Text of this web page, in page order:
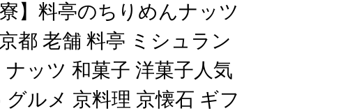
寮】料亭のちりめんナッツ
都 老舗 料亭 ミシュラン
ナッツ 和菓子 洋菓子人気
グルメ 京料理 京懐石 ギフ